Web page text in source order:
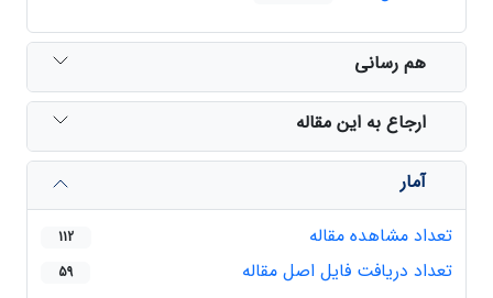
هم رسانی
ارجاع به این مقاله
آمار
تعداد مشاهده مقاله
112
تعداد دریافت فایل اصل مقاله 59